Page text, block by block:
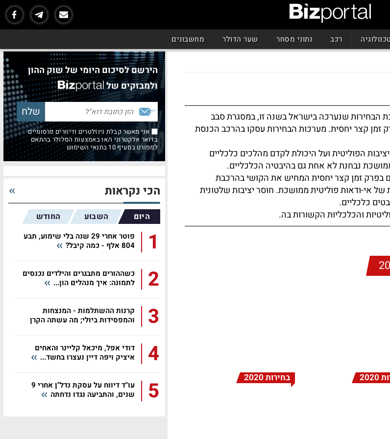
רכב נתוני מסחר שער הדולר מחשבונים
למערכת הבחירות שנערכה בישראל בשנה זו, במסגרת סבב
זמן קצר יחסית. מערכות הבחירות עסקו בהרכב הכנסת
הפוליטית ועל היכולת לקדם מהלכים כלכליים
נבחנת לא אחת גם בהיבטיה הכלכליים.
בפרק זמן קצר יחסית המחיש את הקושי בהרכבת
אי-ודאות פוליטית ממושכת. חוסר יציבות שלטונית
כלכליים.
והכלכליות הקשורות בה.
בחירות 2020
הירשם לסיכום היומי של שוק ההון
ולמבזקים של
אני מאשר קבלת ניוזלטרים ודיוורים פרסומיים
בדואר אלקטרוני ו/או באמצעות הסלולר בהתאם
למפורט בסעיף 10 בתנאי השימוש
הכי נקראות
היום השבוע החודש
1
פוטר אחרי 29 שנה בלי שימוע, תבע
804 אלף - כמה קיבל?
2
כשההורים מתבגרים והילדים נכנסים
לתמונה: איך מנהלים הון...
3
קרנות ההשתלמות - המנצחות
והמפסידות ביולי; מה עשתה הקרן
4
דודי אפל, מיכאל קליינר והאחים
איציק ויפה דיין נעצרו בחשד...
5
עו"ד דיווח על עסקת נדל"ן אחרי 9
שנים, והתביעה נגדו נדחתה